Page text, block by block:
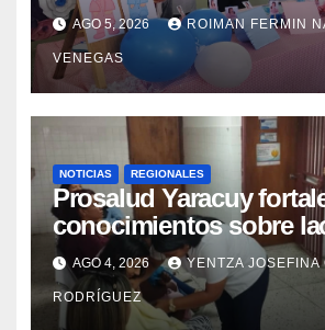
con un despliegue
en Cojedes Mérida y
AGO 5, 2026 ROIMAN FERMIN
VENEGAS
NOTICIAS REGIONALES
Prosalud Yaracuy
conocimientos sobre
materna en la red de
AGO 4, 2026 YENTZA JOSEFINA
RODRÍGUEZ